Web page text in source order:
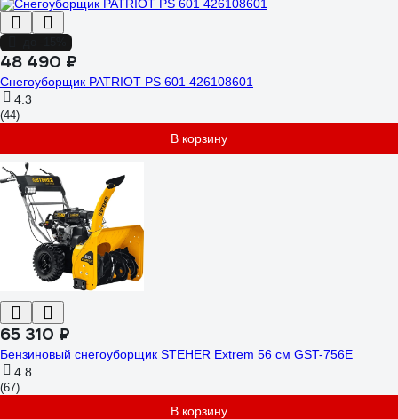
48 490 ₽
Снегоуборщик PATRIOT PS 601 426108601
4.3
(44)
В корзину
65 310 ₽
Бензиновый снегоуборщик STEHER Extrem 56 см GST-756E
4.8
(67)
В корзину